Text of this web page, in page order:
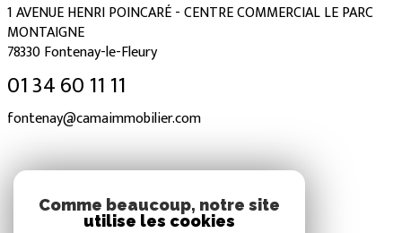
1 AVENUE HENRI POINCARÉ - CENTRE COMMERCIAL LE PARC
MONTAIGNE
78330Fontenay-le-Fleury
01 34 60 11 11
fontenay@camaimmobilier.com
Nous suivre
Comme beaucoup, notre site
utilise les cookies